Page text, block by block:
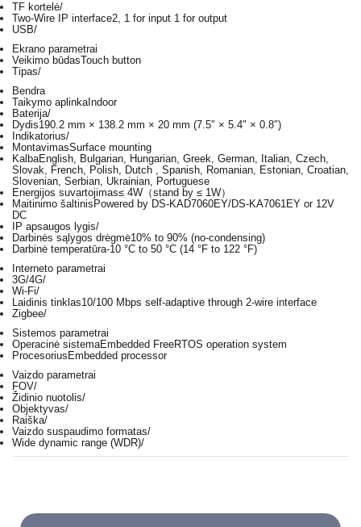
TF kortelė/
Two-Wire IP interface2, 1 for input 1 for output
USB/
Ekrano parametrai
Veikimo būdasTouch button
Tipas/
Bendra
Taikymo aplinkaIndoor
Baterija/
Dydis190.2 mm × 138.2 mm × 20 mm (7.5″ × 5.4″ × 0.8″)
Indikatorius/
MontavimasSurface mounting
KalbaEnglish, Bulgarian, Hungarian, Greek, German, Italian, Czech,
Slovak, French, Polish, Dutch , Spanish, Romanian, Estonian, Croatian,
Slovenian, Serbian, Ukrainian, Portuguese
Energijos suvartojimas≤ 4W（stand by ≤ 1W）
Maitinimo šaltinisPowered by DS-KAD7060EY/DS-KA7061EY or 12V
DC
IP apsaugos lygis/
Darbinės sąlygos drėgmė10% to 90% (no-condensing)
Darbinė temperatūra-10 °C to 50 °C (14 °F to 122 °F)
Interneto parametrai
3G/4G/
Wi-Fi/
Laidinis tinklas10/100 Mbps self-adaptive through 2-wire interface
Zigbee/
Sistemos parametrai
Operacinė sistemaEmbedded FreeRTOS operation system
ProcesoriusEmbedded processor
Vaizdo parametrai
FOV/
Židinio nuotolis/
Objektyvas/
Raiška/
Vaizdo suspaudimo formatas/
Wide dynamic range (WDR)/